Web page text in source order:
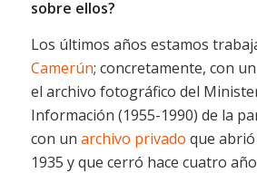
sobre ellos?
Los últimos años estamos
Camerún; concretamente, con
el archivo fotográfico del
Información (1955-1990) de la
con un archivo privado que
1935 y que cerró hace cuatro